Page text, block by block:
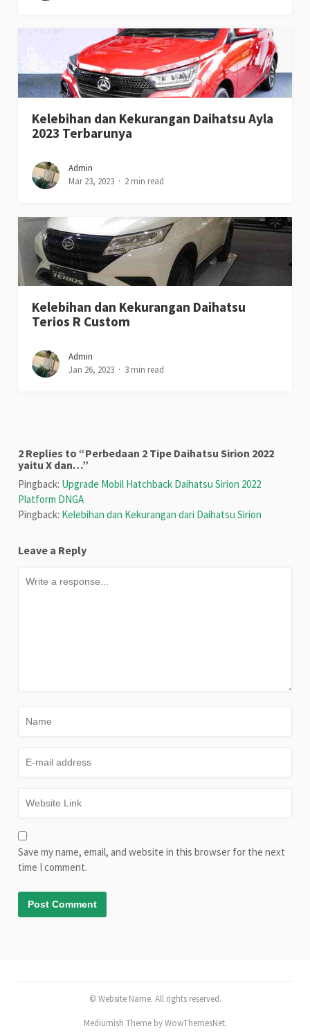
Kelebihan dan Kekurangan Daihatsu Ayla
2023 Terbarunya
Admin
Mar 23, 2023
2 min read
Kelebihan dan Kekurangan Daihatsu
Terios R Custom
Admin
Jan 26, 2023
3 min read
2 Replies to “Perbedaan 2 Tipe Daihatsu Sirion 2022
yaitu X dan…”
Pingback: Upgrade Mobil Hatchback Daihatsu Sirion 2022
Platform DNGA
Pingback: Kelebihan dan Kekurangan dari Daihatsu Sirion
Leave a Reply
Save my name, email, and website in this browser for the next
time I comment.
© Website Name. All rights reserved.
Mediumish Theme by WowThemesNet.